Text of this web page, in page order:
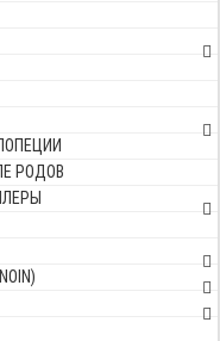
РОДОВ